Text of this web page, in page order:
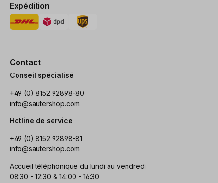
Expédition
Contact
Conseil spécialisé
+49 (0) 8152 92898-80
info@sautershop.com
Hotline de service
+49 (0) 8152 92898-81
info@sautershop.com
Accueil téléphonique du lundi au vendredi
08:30 - 12:30 & 14:00 - 16:30